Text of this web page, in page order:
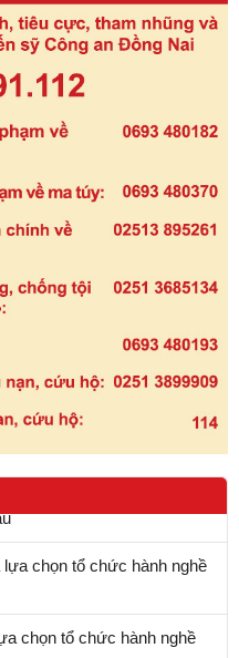
chọn tổ chức hành nghề
chọn tổ chức hành nghề